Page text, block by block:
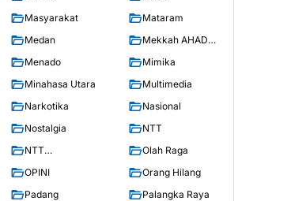
Masyarakat
Mataram
Medan
Mekkah AHAD
Menado
Mimika
Minahasa Utara
Multimedia
Narkotika
Nasional
Nostalgia
NTT
NTT
Olah Raga
OPINI
Orang Hilang
Padang
Palangka Raya